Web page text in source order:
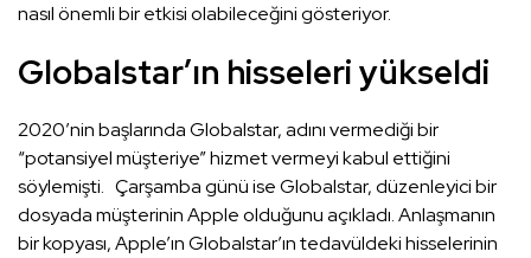
nasıl önemli bir etkisi olabileceğini gösteriyor.
Globalstar’ın hisseleri yükseldi
2020′nin başlarında Globalstar, adını vermediği bir
“potansiyel müşteriye” hizmet vermeyi kabul ettiğini
söylemişti. Çarşamba günü ise Globalstar, düzenleyici bir
dosyada müşterinin Apple olduğunu açıkladı. Anlaşmanın
bir kopyası, Apple’ın Globalstar’ın tedavüldeki hisselerinin